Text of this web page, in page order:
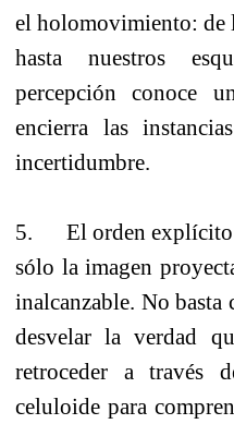
el holomovimiento: de
hasta nuestros
percepción conoce
encierra las
incertidumbre.
5. El orden explícito
sólo la imagen
inalcanzable. No basta
desvelar la verdad
retroceder a través
celuloide para